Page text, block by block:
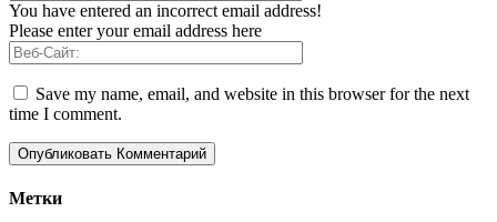
You have entered an incorrect email address!
Please enter your email address here
Save my name, email, and website in this browser for the next
time I comment.
Метки